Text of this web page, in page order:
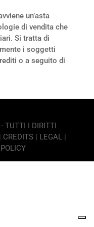
un’asta
di vendita che
Si tratta di
i soggetti
o a seguito di
TUTTI I DIRITTI
CREDITS| LEGAL|